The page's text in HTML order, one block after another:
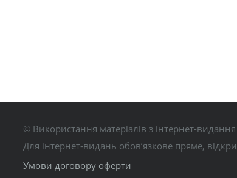
© Використання матеріалів з інтернет-
Для інтернет-видань обов’язкове пряме,
Умови договору оферти